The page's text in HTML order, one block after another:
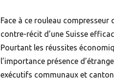
Face à ce rouleau
contre-récit d’une Suisse
Pourtant les réussites
l’importance présence
exécutifs communaux et